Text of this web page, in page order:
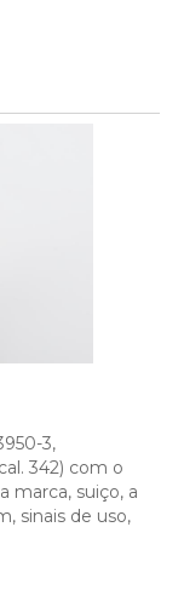
3,
342) com o
marca, suiço, a
sinais de uso,